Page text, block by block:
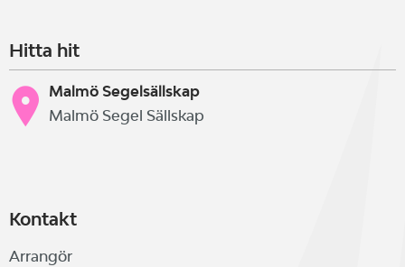
Seglarna kommer delas in i
matchande grupper, det blir ett
pass på förmiddagen och ett pass
Hitta hit
Malmö Segelsällskap
Malmö Segel Sällskap
Kontakt
Arrangör